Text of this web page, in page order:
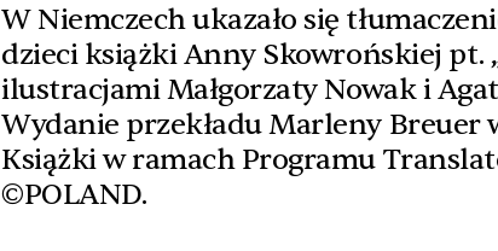
W Niemczech ukazało się
dzieci książki Anny Skowrońskiej pt.
ilustracjami Małgorzaty Nowak i
Wydanie przekładu Marleny Breuer
Książki w ramach Programu
©POLAND.